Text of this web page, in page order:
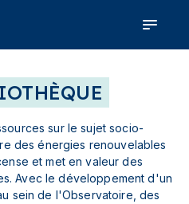
sur le sujet socio-
des énergies renouvelables
et met en valeur des
Avec le développement d'un
sein de l'Observatoire, des